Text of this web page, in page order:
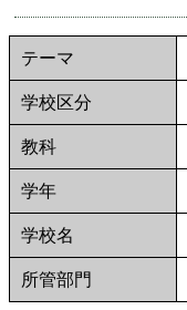
テーマ
学校区分
教科
学年
学校名
所管部門